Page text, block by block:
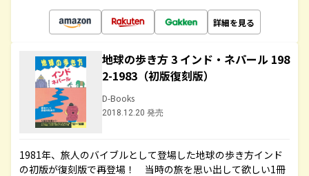
詳細を見る
地球の歩き方 3 インド・ネパール 198
2-1983（初版復刻版）
D-Books
2018.12.20 発売
1981年、旅人のバイブルとして登場した地球の歩き方インド
の初版が復刻版で再登場！ 当時の旅を思い出して欲しい1冊